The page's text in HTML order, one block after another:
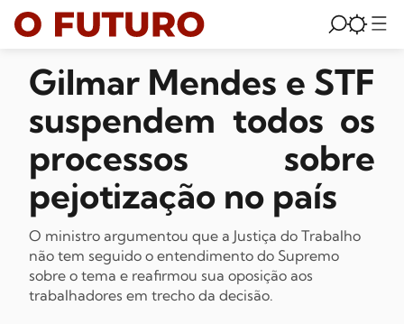
Gilmar Mendes e STF
suspendem todos os
processos sobre
pejotização no país
O ministro argumentou que a Justiça do Trabalho
não tem seguido o entendimento do Supremo
sobre o tema e reafirmou sua oposição aos
trabalhadores em trecho da decisão.